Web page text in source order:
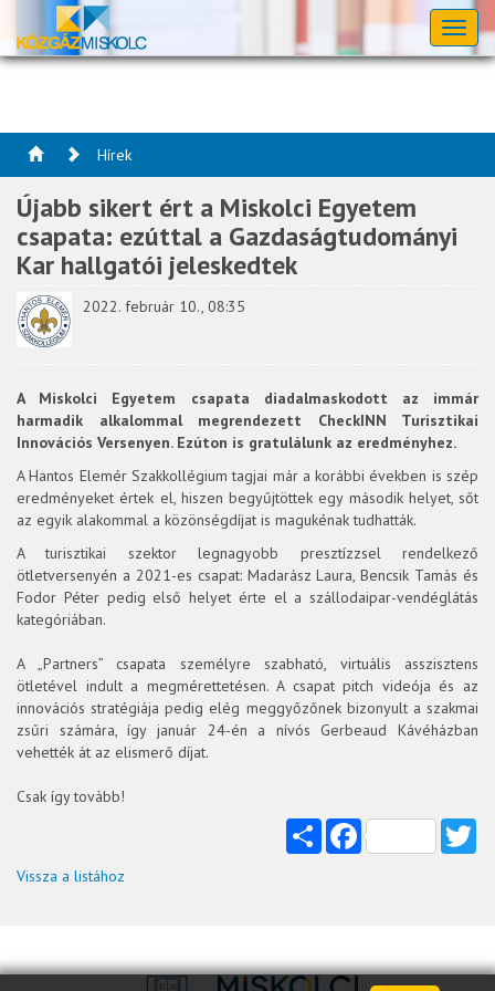
Hírek
Újabb sikert ért a Miskolci Egyetem
csapata: ezúttal a Gazdaságtudományi
Kar hallgatói jeleskedtek
2022. február 10., 08:35
A Miskolci Egyetem csapata diadalmaskodott az immár
harmadik alkalommal megrendezett CheckINN Turisztikai
Innovációs Versenyen. Ezúton is gratulálunk az eredményhez.
A Hantos Elemér Szakkollégium tagjai már a korábbi években is szép
eredményeket értek el, hiszen begyűjtöttek egy második helyet, sőt
az egyik alakommal a közönségdíjat is magukénak tudhatták.
A turisztikai szektor legnagyobb presztízzsel rendelkező
ötletversenyén a 2021-es csapat: Madarász Laura, Bencsik Tamás és
Fodor Péter pedig első helyet érte el a szállodaipar-vendéglátás
kategóriában.
A „Partners” csapata személyre szabható, virtuális asszisztens
ötletével indult a megmérettetésen. A csapat pitch videója és az
innovációs stratégiája pedig elég meggyőzőnek bizonyult a szakmai
zsűri számára, így január 24-én a nívós Gerbeaud Kávéházban
vehették át az elismerő díjat.
Csak így tovább!
Share Facebook
Vissza a listához